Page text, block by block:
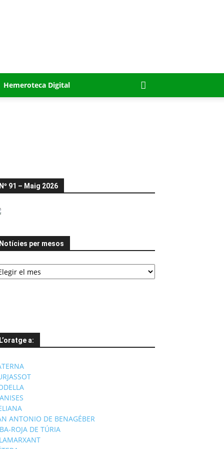
Hemeroteca Digital
Nº 91 – Maig 2026
Notícies per mesos
L’oratge a:
ANTONIO DE BENAGÉBER
ROJA DE TÚRIA